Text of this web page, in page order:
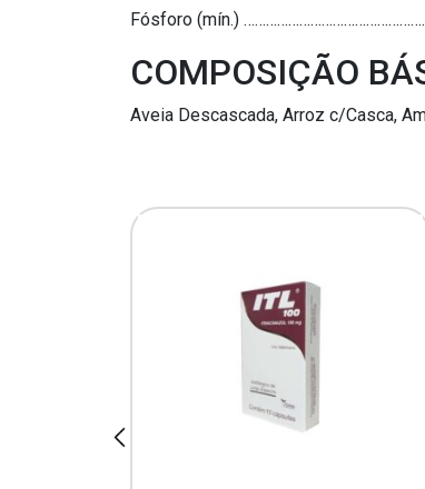
Fósforo (mín.)
COMPOSIÇÃO
Aveia Descascada, Arroz c/Casca,
prev